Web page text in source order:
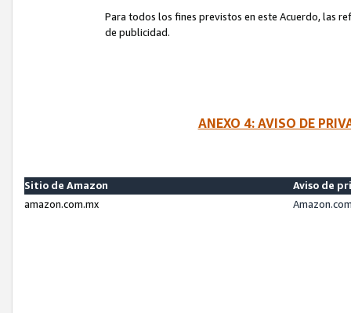
Para todos los fines previstos en este Acuerdo, las
de publicidad.
ANEXO 4: AVISO DE
Sitio de Amazon
Aviso de
amazon.com.mx